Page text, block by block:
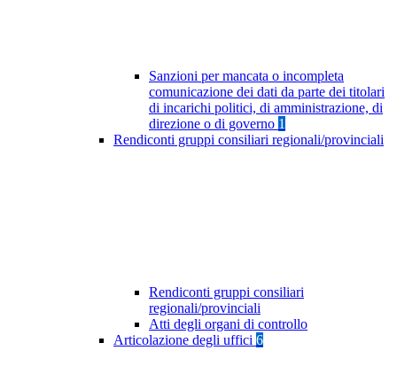
Sanzioni per mancata o incompleta
comunicazione dei dati da parte dei titolari
di incarichi politici, di amministrazione, di
direzione o di governo 1
Rendiconti gruppi consiliari regionali/provinciali
Rendiconti gruppi consiliari
regionali/provinciali
Atti degli organi di controllo
Articolazione degli uffici 6